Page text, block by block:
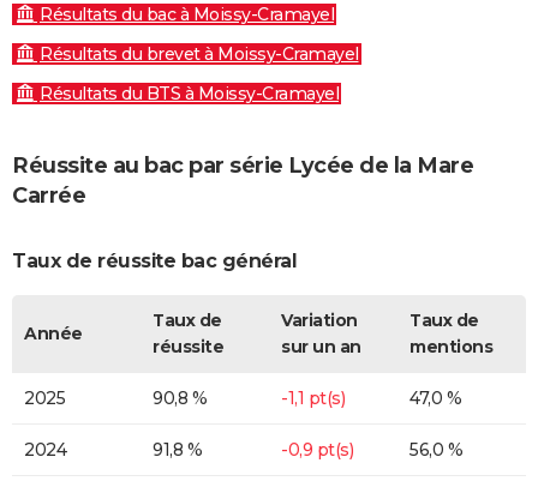
Résultats du bac à Moissy-Cramayel
Résultats du brevet à Moissy-Cramayel
Résultats du BTS à Moissy-Cramayel
Réussite au bac par série Lycée de la Mare
Carrée
Taux de réussite bac général
Année
Taux de
réussite
Variation
sur un an
Taux de
mentions
2025 90,8 % -1,1 pt(s) 47,0 %
2024 91,8 % -0,9 pt(s) 56,0 %